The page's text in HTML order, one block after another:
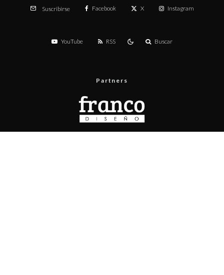
Suscribirse Facebook X Instagram
YouTube RSS Buscar
Partners